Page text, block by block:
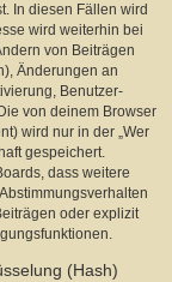
In diesen Fällen wird
wird weiterhin bei
von Beiträgen
Änderungen an
Benutzer-
von deinem Browser
wird nur in der „Wer
gespeichert.
dass weitere
oder explizit
(Hash)